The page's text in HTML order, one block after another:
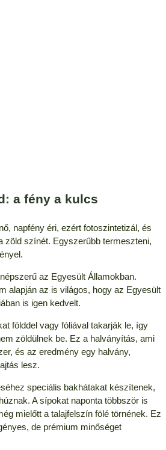
a fény a kulcs
napfény éri, ezért fotoszintetizál, és
zöld színét. Egyszerűbb termeszteni,
az Egyesült Államokban.
alapján az is világos, hogy az Egyesült
is igen kedvelt.
földdel vagy fóliával takarják le, így
zöldülnek be. Ez a halványítás, ami
és az eredmény egy halvány,
lesz.
speciális bakhátakat készítenek,
A sípokat naponta többször is
mielőtt a talajfelszín fölé törnének. Ez
de prémium minőséget